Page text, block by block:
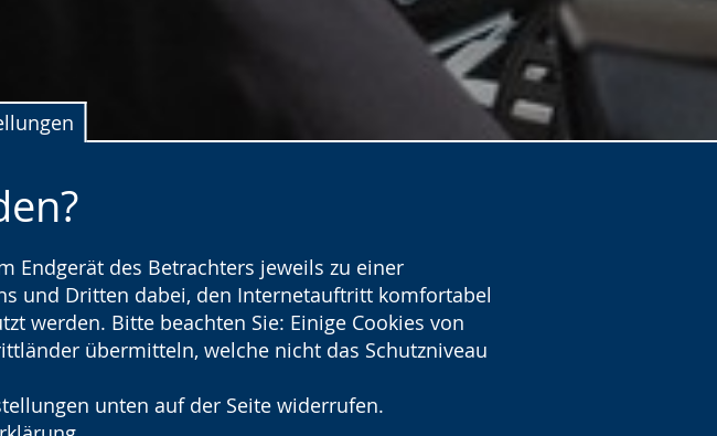
Endgerät des Betrachters jeweils zu einer
und Dritten dabei, den Internetauftritt komfortabel
werden. Bitte beachten Sie: Einige Cookies von
übermitteln, welche nicht das Schutzniveau
unten auf der Seite widerrufen.